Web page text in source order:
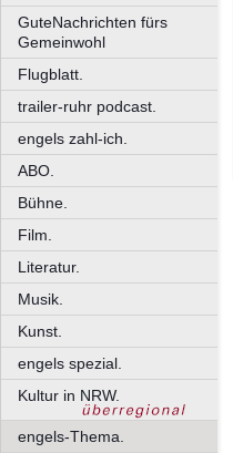
GuteNachrichten fürs
Gemeinwohl
Flugblatt.
trailer-ruhr podcast.
engels zahl-ich.
ABO.
Bühne.
Film.
Literatur.
Musik.
Kunst.
engels spezial.
Kultur in NRW.
engels-Thema.